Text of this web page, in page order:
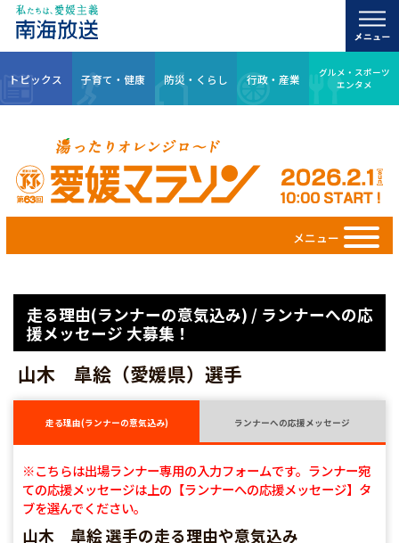
トピックス 子育て・健康 防災・くらし 行政・産業
グルメ・スポーツ
エンタメ
メニュー
走る理由(ランナーの意気込み) / ランナーへの応
援メッセージ 大募集！
山木 皐絵（愛媛県）選手
走る理由(ランナーの意気込み) ランナーへの応援メッセージ
※こちらは出場ランナー専用の入力フォームです。ランナー宛
ての応援メッセージは上の【ランナーへの応援メッセージ】タ
ブを選んでください。
山木 皐絵 選手の走る理由や意気込み